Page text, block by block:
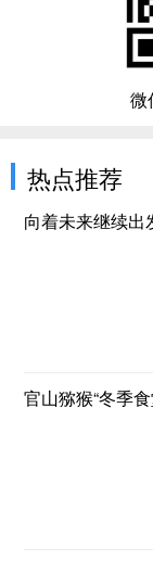
微
热点推荐
向着未来继续出
官山猕猴“冬季食